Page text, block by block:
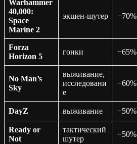
Warhammer
40,000:
Space
Marine 2
экшен-шутер −70%
Forza
Horizon 5
гонки −65%
No Man’s
Sky
выживание,
исследовани
е
−60%
DayZ выживание −50%
Ready or
Not
тактический
шутер
−50%